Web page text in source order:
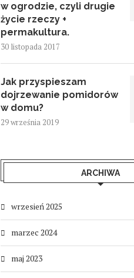
w ogrodzie, czyli drugie
życie rzeczy +
permakultura.
30 listopada 2017
Jak przyspieszam
dojrzewanie pomidorów
w domu?
29 września 2019
ARCHIWA
wrzesień 2025
marzec 2024
maj 2023